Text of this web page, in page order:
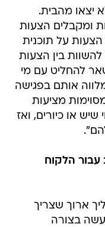
יצאו מהבית.
ומקבלים הצעות
הצעות על תוכנית
בין הצעות
להחליט עם מי
אותם בפגישה
מציעות
או כיורים, ואז
עבור הלקוח
ארוך שצריך
בצורה